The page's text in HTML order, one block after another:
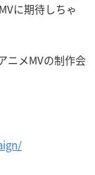
に期待しちゃ
ニメMVの制作会